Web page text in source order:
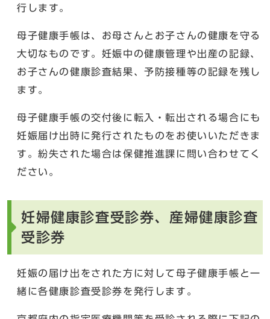
行します。
母子健康手帳は、お母さんとお子さんの健康を守る
大切なものです。妊娠中の健康管理や出産の記録、
お子さんの健康診査結果、予防接種等の記録を残し
ます。
母子健康手帳の交付後に転入・転出される場合にも
妊娠届け出時に発行されたものをお使いいただきま
す。紛失された場合は保健推進課に問い合わせてく
ださい。
妊婦健康診査受診券、産婦健康診査
受診券
妊娠の届け出をされた方に対して母子健康手帳と一
緒に各健康診査受診券を発行します。